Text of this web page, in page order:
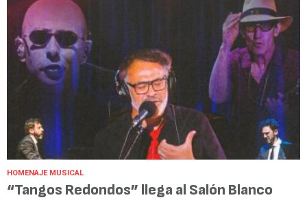
HOMENAJE MUSICAL
“Tangos Redondos” llega al Salón Blanco